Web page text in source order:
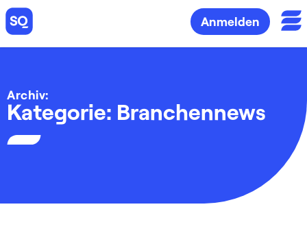
Anmelden
Archiv:
Kategorie: Branchennews